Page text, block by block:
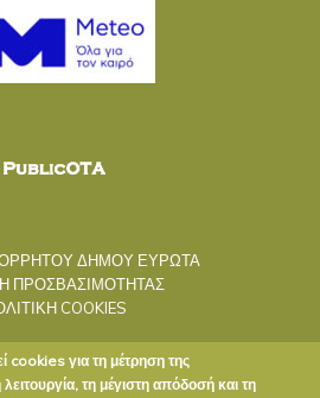
ΔΗΜΟΥ ΕΥΡΩΤΑ
ΠΡΟΣΒΑΣΙΜΟΤΗΤΑΣ
COOKIES
cookies για τη μέτρηση της
τη μέγιστη απόδοσή και τη